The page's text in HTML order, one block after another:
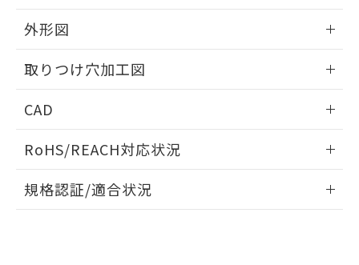
外形図
取りつけ穴加工図
CAD
ドすることができます。
ログイン/会員登録
RoHS/REACH対応状況
EU RoHS 注意事項・凡例
規格認証/適合状況
※本証明書は発行日時点で非含有を証明す
るもので、過去に遡って非含有を証明する
また、RoHS指令のフタル酸エステル類４
物質の対応では、対応完了までの期間は出
荷製品に未対応品が混在することから備考
既に当社にて対応品への在庫切替を完了
していることから、特段のことがない限
り、2022年1月12日より割愛しておりま